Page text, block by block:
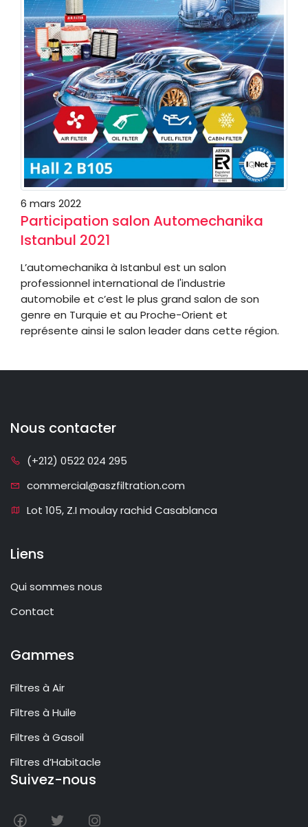
6 mars 2022
Participation salon Automechanika
Istanbul 2021
L’automechanika à Istanbul est un salon
professionnel international de l'industrie
automobile et c’est le plus grand salon de son
genre en Turquie et au Proche-Orient et
représente ainsi le salon leader dans cette région.
Nous contacter
(+212) 0522 024 295
commercial@aszfiltration.com
Lot 105, Z.I moulay rachid Casablanca
Liens
Qui sommes nous
Contact
Gammes
Filtres à Air
Filtres à Huile
Filtres à Gasoil
Filtres d’Habitacle
Suivez-nous